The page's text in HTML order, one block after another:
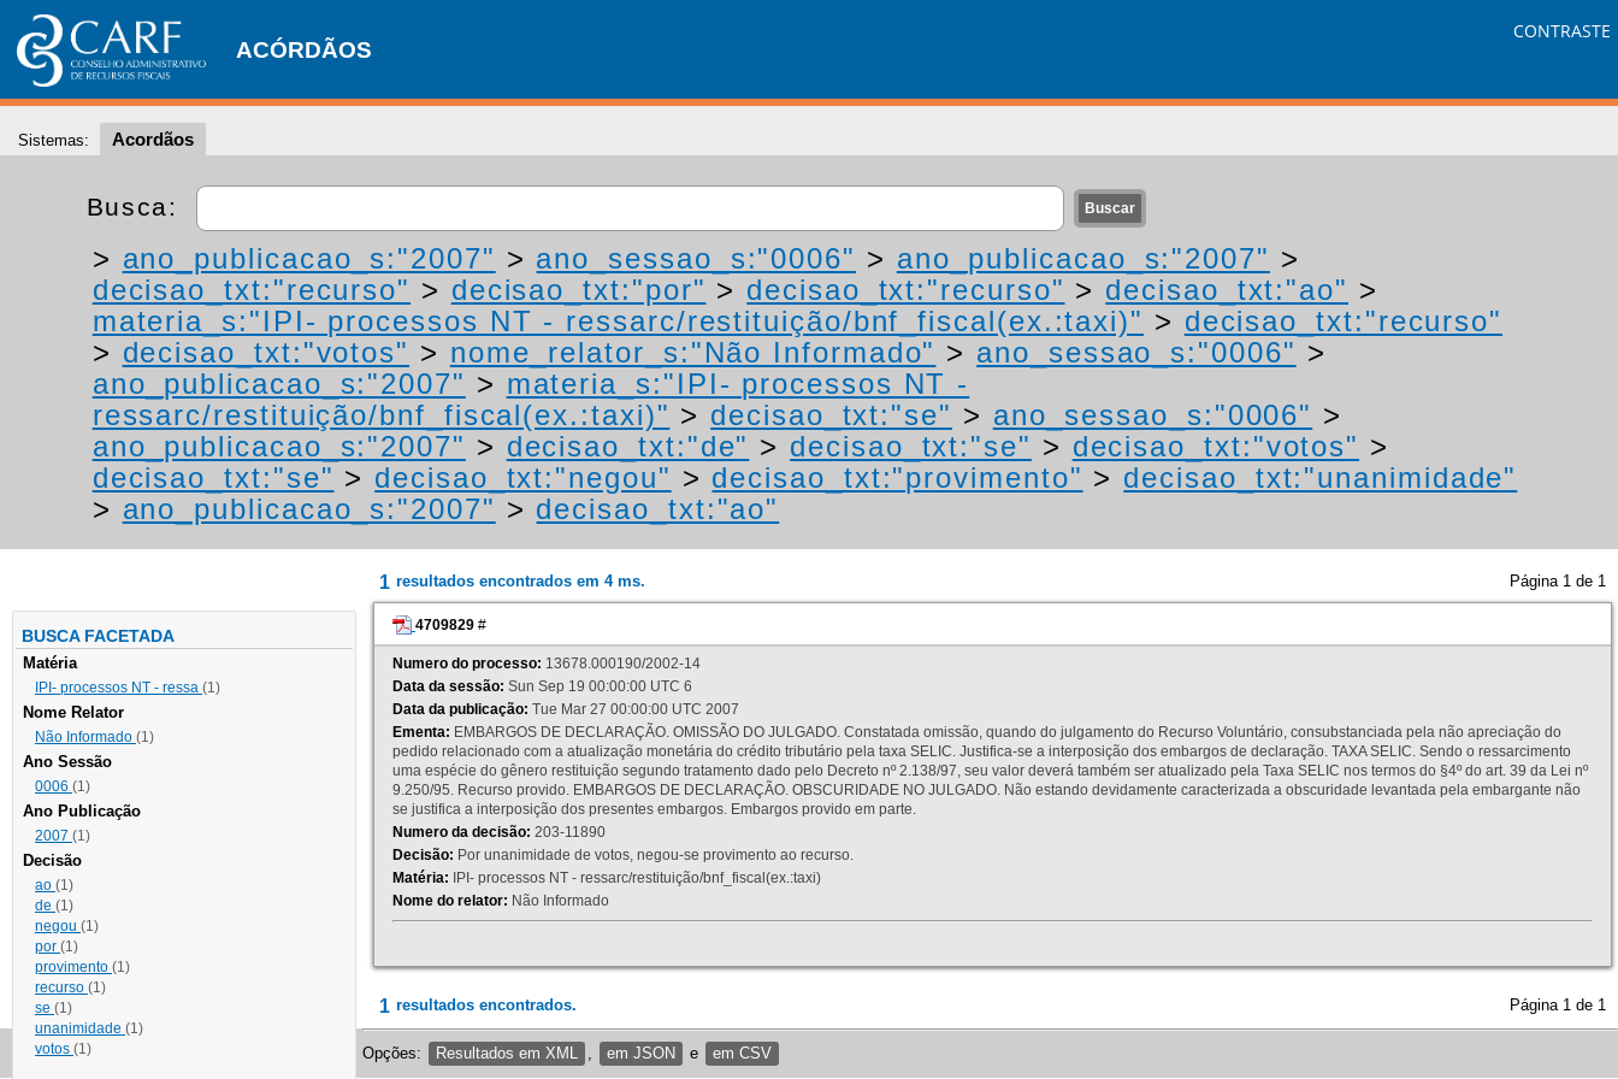
ACÓRDÃOS
CONTRASTE
Sistemas: Acordãos
Busca:
> ano_publicacao_s:"2007" > ano_sessao_s:"0006" > ano_publicacao_s:"2007" >
decisao_txt:"recurso" > decisao_txt:"por" > decisao_txt:"recurso" > decisao_txt:"ao" >
materia_s:"IPI- processos NT - ressarc/restituição/bnf_fiscal(ex.:taxi)" > decisao_txt:"recurso"
> decisao_txt:"votos" > nome_relator_s:"Não Informado" > ano_sessao_s:"0006" >
ano_publicacao_s:"2007" > materia_s:"IPI- processos NT -
ressarc/restituição/bnf_fiscal(ex.:taxi)" > decisao_txt:"se" > ano_sessao_s:"0006" >
ano_publicacao_s:"2007" > decisao_txt:"de" > decisao_txt:"se" > decisao_txt:"votos" >
decisao_txt:"se" > decisao_txt:"negou" > decisao_txt:"provimento" > decisao_txt:"unanimidade"
> ano_publicacao_s:"2007" > decisao_txt:"ao"
BUSCA FACETADA
Matéria
IPI- processos NT - ressa (1)
Nome Relator
Não Informado (1)
Ano Sessão
0006 (1)
Ano Publicação
2007 (1)
Decisão
ao (1)
de (1)
negou (1)
por (1)
provimento (1)
recurso (1)
se (1)
unanimidade (1)
votos (1)
1 resultados encontrados em 4 ms. Página 1 de 1
4709829 #
Numero do processo: 13678.000190/2002-14
Data da sessão: Sun Sep 19 00:00:00 UTC 6
Data da publicação: Tue Mar 27 00:00:00 UTC 2007
Ementa: EMBARGOS DE DECLARAÇÃO. OMISSÃO DO JULGADO. Constatada omissão, quando do julgamento do Recurso Voluntário, consubstanciada pela não apreciação do
pedido relacionado com a atualização monetária do crédito tributário pela taxa SELIC. Justifica-se a interposição dos embargos de declaração. TAXA SELIC. Sendo o ressarcimento
uma espécie do gênero restituição segundo tratamento dado pelo Decreto nº 2.138/97, seu valor deverá também ser atualizado pela Taxa SELIC nos termos do §4º do art. 39 da Lei nº
9.250/95. Recurso provido. EMBARGOS DE DECLARAÇÃO. OBSCURIDADE NO JULGADO. Não estando devidamente caracterizada a obscuridade levantada pela embargante não
se justifica a interposição dos presentes embargos. Embargos provido em parte.
Numero da decisão: 203-11890
Decisão: Por unanimidade de votos, negou-se provimento ao recurso.
Matéria: IPI- processos NT - ressarc/restituição/bnf_fiscal(ex.:taxi)
Nome do relator: Não Informado
1 resultados encontrados. Página 1 de 1
Opções: Resultados em XML em JSON e em CSV